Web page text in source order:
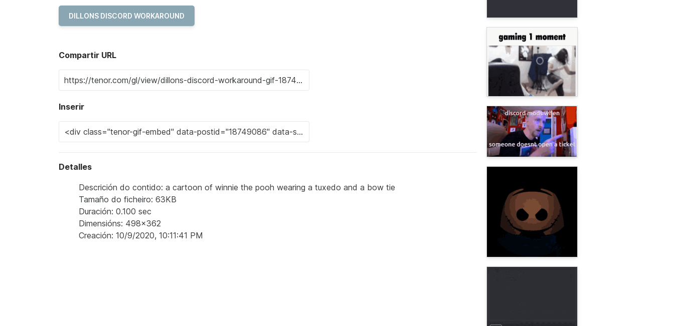
DILLONS DISCORD WORKAROUND
Compartir URL
Inserir
Detalles
Descrición do contido: a cartoon of winnie the pooh wearing a tuxedo and a bow tie
Tamaño do ficheiro: 63KB
Duración: 0.100 sec
Dimensións: 498x362
Creación: 10/9/2020, 10:11:41 PM